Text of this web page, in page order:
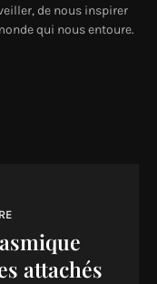
de nous inspirer
qui nous entoure.
attachés